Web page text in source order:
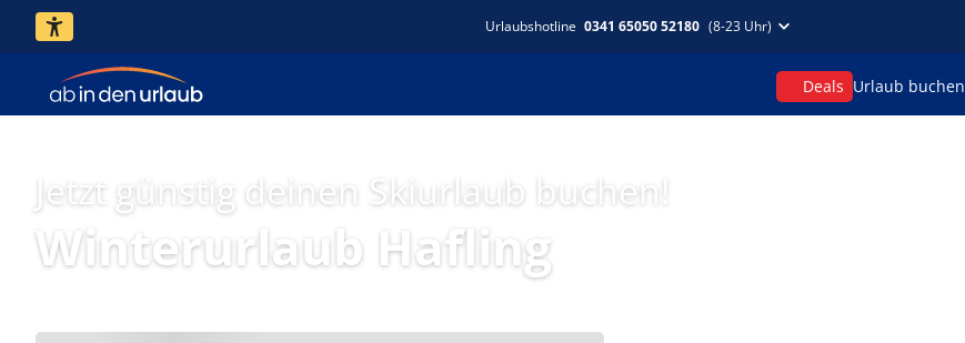
Urlaubshotline 0341 65050 52180 (8-23 Uhr)
Deals Urlaub buchen
Jetzt günstig deinen Skiurlaub buchen!
Winterurlaub Hafling